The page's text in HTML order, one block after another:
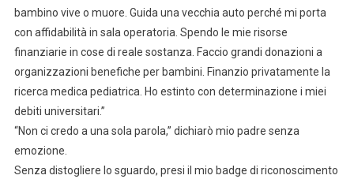
bambino vive o muore. Guida una vecchia auto perché mi porta
con affidabilità in sala operatoria. Spendo le mie risorse
finanziarie in cose di reale sostanza. Faccio grandi donazioni a
organizzazioni benefiche per bambini. Finanzio privatamente la
ricerca medica pediatrica. Ho estinto con determinazione i miei
debiti universitari.”
“Non ci credo a una sola parola,” dichiarò mio padre senza
emozione.
Senza distogliere lo sguardo, presi il mio badge di riconoscimento